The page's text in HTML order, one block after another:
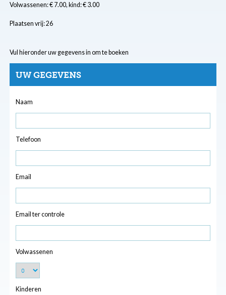
Volwassenen: € 7.00, kind: € 3.00
Plaatsen vrij: 26
Vul hieronder uw gegevens in om te boeken
UW GEGEVENS
Naam
Telefoon
Email
Email ter controle
Volwassenen
Kinderen